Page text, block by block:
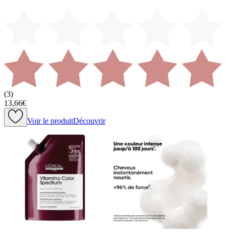
(3)
13,66€
Voir le produitDécouvrir